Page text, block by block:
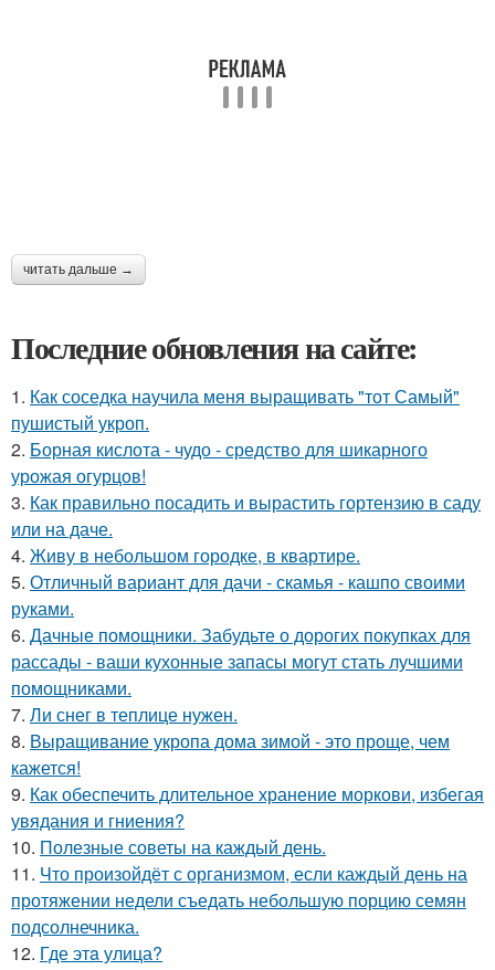
читать дальше →
Последние обновления на сайте:
1. Как соседка научила меня выращивать "тот Самый"
пушистый укроп.
2. Борная кислота - чудо - средство для шикарного
урожая огурцов!
3. Как правильно посадить и вырастить гортензию в саду
или на даче.
4. Живу в небольшом городке, в квартире.
5. Отличный вариант для дачи - скамья - кашпо своими
руками.
6. Дачные помощники. Забудьте о дорогих покупках для
рассады - ваши кухонные запасы могут стать лучшими
помощниками.
7. Ли снег в теплице нужен.
8. Выращивание укропа дома зимой - это проще, чем
кажется!
9. Как обеспечить длительное хранение моркови, избегая
увядания и гниения?
10. Полезные советы на каждый день.
11. Что произойдёт с организмом, если каждый день на
протяжении недели съедать небольшую порцию семян
подсолнечника.
12. Где этa улица?